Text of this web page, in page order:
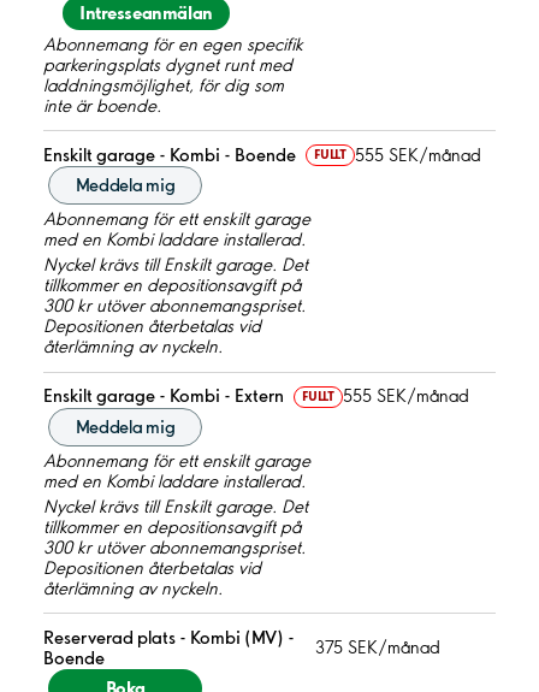
Intresseanmälan
Abonnemang för en egen specifik
parkeringsplats dygnet runt med
laddningsmöjlighet, för dig som
inte är boende.
Enskilt garage - Kombi - Boende FULLT
555 SEK/månad
Meddela mig
Abonnemang för ett enskilt garage
med en Kombi laddare installerad.
Nyckel krävs till Enskilt garage. Det
tillkommer en depositionsavgift på
300 kr utöver abonnemangspriset.
Depositionen återbetalas vid
återlämning av nyckeln.
Enskilt garage - Kombi - Extern FULLT
555 SEK/månad
Meddela mig
Abonnemang för ett enskilt garage
med en Kombi laddare installerad.
Nyckel krävs till Enskilt garage. Det
tillkommer en depositionsavgift på
300 kr utöver abonnemangspriset.
Depositionen återbetalas vid
återlämning av nyckeln.
Reserverad plats - Kombi (MV) -
Boende
375 SEK/månad
Boka